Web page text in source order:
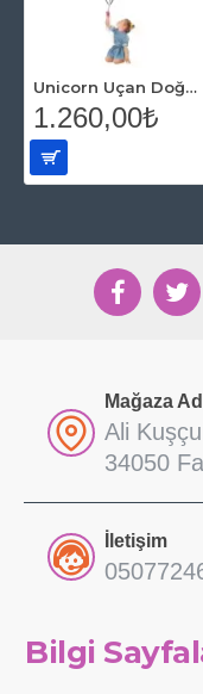
Unicorn Uçan Doğum Günü Balon Seti
1.260,00₺
Mağaza
Ali
34050
İletişim
Bilgi